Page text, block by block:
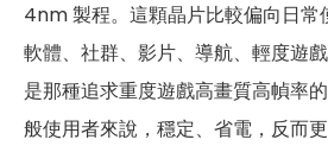
4nm 製程。這顆晶片比較偏向日常
軟體、社群、影片、導航、輕度遊
是那種追求重度遊戲高畫質高幀率
般使用者來說，穩定、省電，反而更